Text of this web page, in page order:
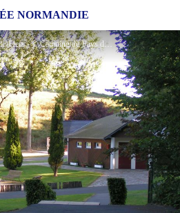
NORMANDIE
Camping-du-Pays-de-Flers - © Camping du Pays de Flers